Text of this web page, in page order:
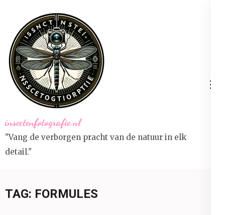
inhoud
(druk
op
Enter)
insectenfotografie.nl
"Vang de verborgen pracht van de natuur in elk
detail."
TAG: FORMULES